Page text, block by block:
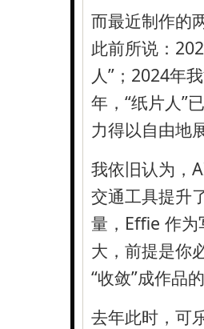
而最近制作的
此前所说：
人”；2024年
年，“纸片人”
力得以自由地
我依旧认为，
交通工具提升
量，Effie 作
大，前提是你
“收敛”成作品
去年此时，可